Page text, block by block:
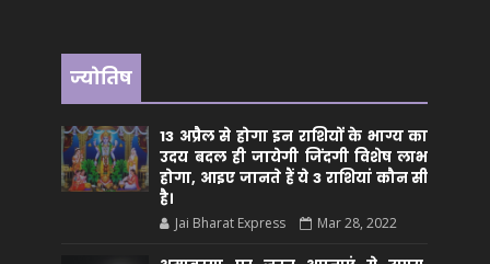
ज्योतिष
13 अप्रैल से होगा इन राशियों के भाग्य का
उदय बदल ही जायेगी जिंदगी विशेष लाभ
होगा, आइए जानते हैं ये 3 राशियां कौन सीं
है।
Jai Bharat Express Mar 28, 2022